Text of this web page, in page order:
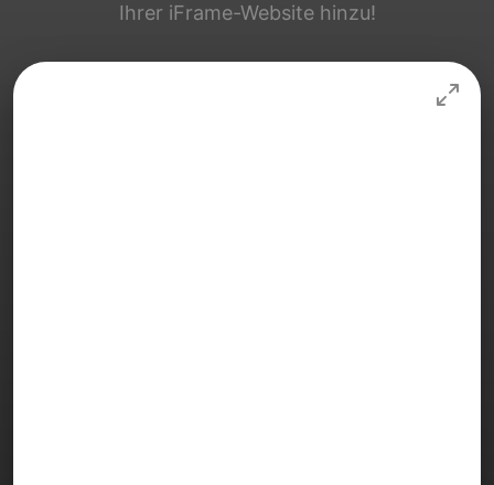
Ihrer iFrame-Website hinzu!